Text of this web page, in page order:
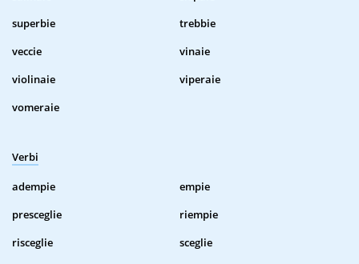
superbie
trebbie
veccie
vinaie
violinaie
viperaie
vomeraie
Verbi
adempie
empie
presceglie
riempie
risceglie
sceglie